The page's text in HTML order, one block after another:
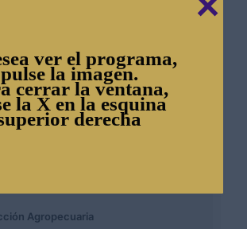
Economicas
Agricolas
Agricola
Agropecuaria
ver el programa,
pulse la imagen.
cerrar la ventana,
la X en la esquina
derecha